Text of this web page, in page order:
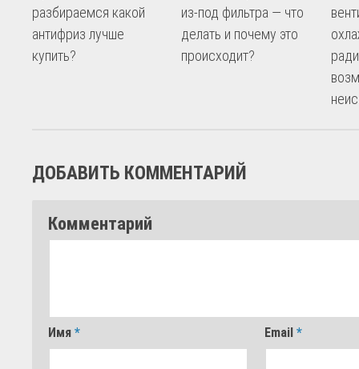
разбираемся какой
антифриз лучше
купить?
из-под фильтра — что
делать и почему это
происходит?
ДОБАВИТЬ КОММЕНТАРИЙ
Комментарий
Имя * Email*